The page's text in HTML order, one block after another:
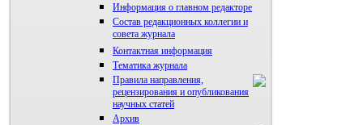
Информация о главном редакторе
Состав редакционных коллегии и
совета журнала
Контактная информация
Тематика журнала
Правила направления,
рецензирования и опубликования
научных статей
Архив